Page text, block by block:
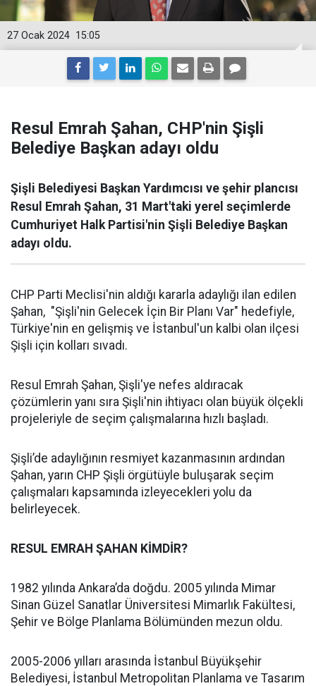
15:05
27 Ocak 2024
Resul Emrah Şahan, CHP'nin Şişli
Belediye Başkan adayı oldu
Şişli Belediyesi Başkan Yardımcısı ve şehir plancısı
Resul Emrah Şahan, 31 Mart'taki yerel seçimlerde
Cumhuriyet Halk Partisi'nin Şişli Belediye Başkan
adayı oldu.
CHP Parti Meclisi'nin aldığı kararla adaylığı ilan edilen
Şahan, "Şişli'nin Gelecek İçin Bir Planı Var" hedefiyle,
Türkiye'nin en gelişmiş ve İstanbul'un kalbi olan ilçesi
Şişli için kolları sıvadı.
Resul Emrah Şahan, Şişli'ye nefes aldıracak
çözümlerin yanı sıra Şişli'nin ihtiyacı olan büyük ölçekli
projeleriyle de seçim çalışmalarına hızlı başladı.
Şişli’de adaylığının resmiyet kazanmasının ardından
Şahan, yarın CHP Şişli örgütüyle buluşarak seçim
çalışmaları kapsamında izleyecekleri yolu da
belirleyecek.
RESUL EMRAH ŞAHAN KİMDİR?
1982 yılında Ankara’da doğdu. 2005 yılında Mimar
Sinan Güzel Sanatlar Üniversitesi Mimarlık Fakültesi,
Şehir ve Bölge Planlama Bölümünden mezun oldu.
2005-2006 yılları arasında İstanbul Büyükşehir
Belediyesi, İstanbul Metropolitan Planlama ve Tasarım